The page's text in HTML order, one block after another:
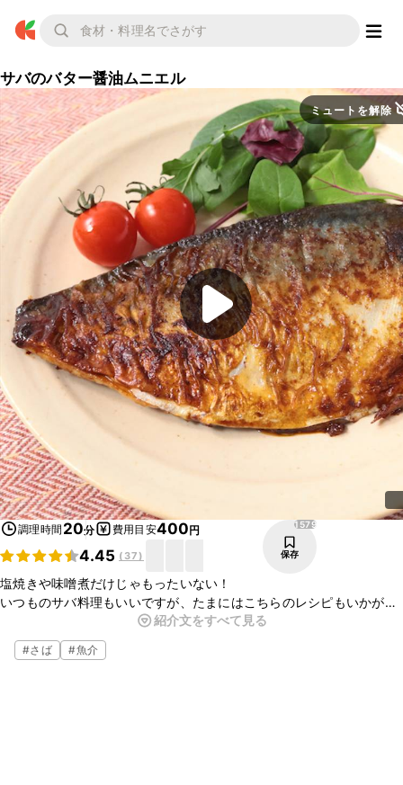
サバのバター醤油ムニエル
ミュートを解除
調理時間 20分 費用目安400円
4.45 ( 37)
1579
保存
塩焼きや味噌煮だけじゃもったいない！
いつものサバ料理もいいですが、たまにはこちらのレシピもいかがで
香ばしいバター醤油の香りがサバの臭みを和らげ、食欲をそそりま
す。
紹介文をすべて見る
#さば #魚介